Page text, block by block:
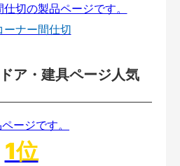
ーナー間仕切
ア・建具ページ人気